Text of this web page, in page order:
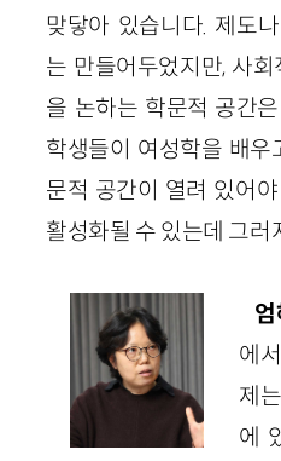
맞닿아 있습니다. 제도
는 만들어두었지만, 사
을 논하는 학문적 공간
학생들이 여성학을 배
문적 공간이 열려 있어
활성화될 수 있는데 그러
엄
에
제
에